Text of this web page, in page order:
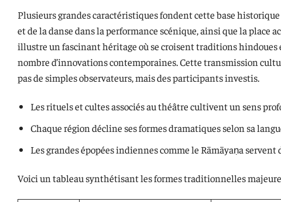
Plusieurs grandes caractéristiques fondent cette base
et de la danse dans la performance scénique, ainsi que la place
illustre un fascinant héritage où se croisent traditions
nombre d’innovations contemporaines. Cette transmission
pas de simples observateurs, mais des participants investis.
Les rituels et cultes associés au théâtre cultivent un sens
Chaque région décline ses formes dramatiques selon sa
Les grandes épopées indiennes comme le Rāmāyaṇa
Voici un tableau synthétisant les formes traditionnelles